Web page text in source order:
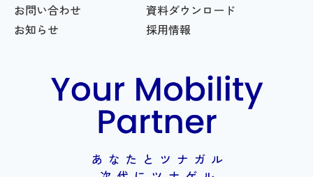
お問い合わせ
資料ダウンロード
お知らせ
採用情報